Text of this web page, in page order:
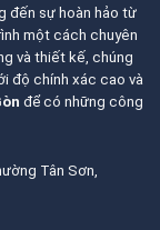
đến sự hoàn hảo từ
một cách chuyên
và thiết kế, chúng
độ chính xác cao và
để có những công
Tân Sơn,